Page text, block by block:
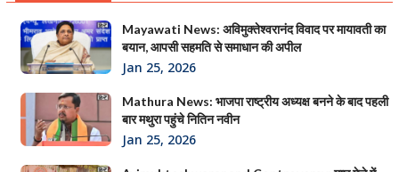
Mayawati News: अविमुक्तेश्वरानंद विवाद पर मायावती का
बयान, आपसी सहमति से समाधान की अपील
Jan 25, 2026
Mathura News: भाजपा राष्ट्रीय अध्यक्ष बनने के बाद पहली
बार मथुरा पहुंचे नितिन नवीन
Jan 25, 2026